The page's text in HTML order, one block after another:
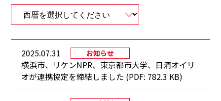
2025.07.31 お知らせ
横浜市、リケンNPR、東京都市大学、日清オイリ
オが連携協定を締結しました (PDF: 782.3 KB)